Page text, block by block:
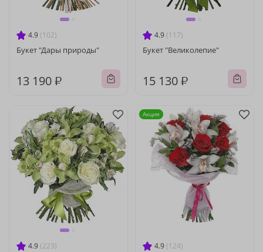
4.9 (102)
Букет "Дары природы"
13 190 ₽
4.9 (117)
Букет "Великолепие"
15 130 ₽
4.9 (223) 4.9 (124)
Акция